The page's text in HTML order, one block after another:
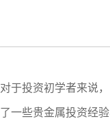
对于投资初学者来说
了一些贵金属投资经验